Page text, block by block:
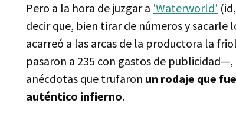
Pero a la hora de juzgar a 'Waterworld'
decir que, bien tirar de números y sacarle
acarreó a las arcas de la productora la
pasaron a 235 con gastos de
anécdotas que trufaron un rodaje que
auténtico infierno.